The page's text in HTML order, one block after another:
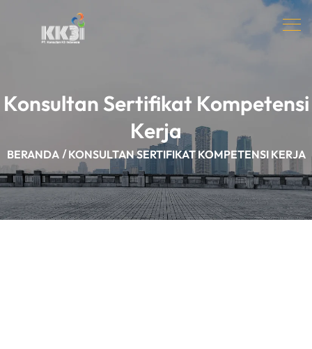
Konsultan Sertifikat Kompetensi
Kerja
BERANDA KONSULTAN SERTIFIKAT KOMPETENSI KERJA